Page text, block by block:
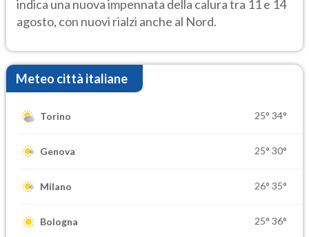
indica una nuova impennata della calura tra 11 e 14
agosto, con nuovi rialzi anche al Nord.
Meteo città italiane
Torino 25° 34°
Genova 25° 30°
Milano 26° 35°
Bologna 25° 36°